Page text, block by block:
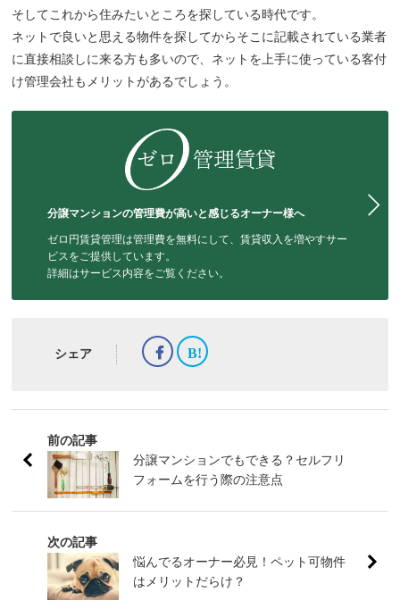
そしてこれから住みたいところを探している時代です。
ネットで良いと思える物件を探してからそこに記載されている業者
に直接相談しに来る方も多いので、ネットを上手に使っている客付
け管理会社もメリットがあるでしょう。
分譲マンションの管理費が高いと感じるオーナー様へ
ゼロ円賃貸管理は管理費を無料にして、賃貸収入を増やすサー
ビスをご提供しています。
詳細はサービス内容をご覧ください。
シェア
前の記事
分譲マンションでもできる？セルフリ
フォームを行う際の注意点
次の記事
悩んでるオーナー必見！ペット可物件
はメリットだらけ？